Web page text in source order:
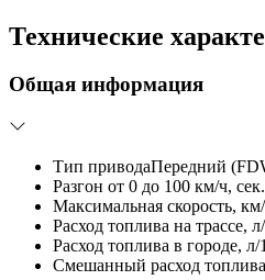
Технические
Общая информация
Тип приводаПередний
Разгон от 0 до 100 км/ч, сек.
Максимальная скорость,
Расход топлива на трассе,
Расход топлива в городе,
Смешанный расход